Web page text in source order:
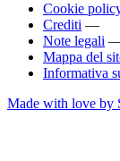
Cookie
Crediti —
Note legali
Mappa del
Informativa
Made with love by